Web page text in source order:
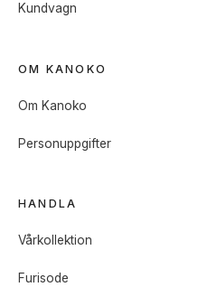
Kundvagn
OM KANOKO
Om Kanoko
Personuppgifter
HANDLA
Vårkollektion
Furisode